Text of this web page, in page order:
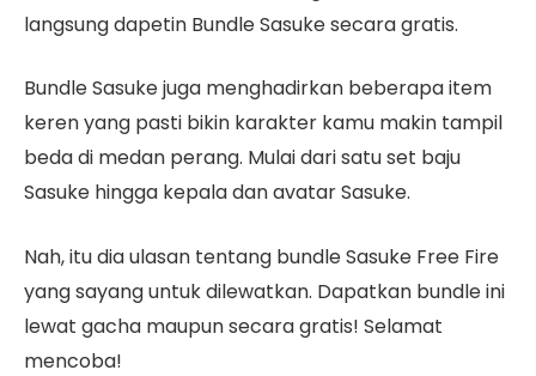
langsung dapetin Bundle Sasuke secara gratis.
Bundle Sasuke juga menghadirkan beberapa item
keren yang pasti bikin karakter kamu makin tampil
beda di medan perang. Mulai dari satu set baju
Sasuke hingga kepala dan avatar Sasuke.
Nah, itu dia ulasan tentang bundle Sasuke Free Fire
yang sayang untuk dilewatkan. Dapatkan bundle ini
lewat gacha maupun secara gratis! Selamat
mencoba!